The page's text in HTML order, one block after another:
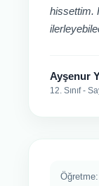
hissettim.
Ayşenur
12. Sınıf -
Öğretme: